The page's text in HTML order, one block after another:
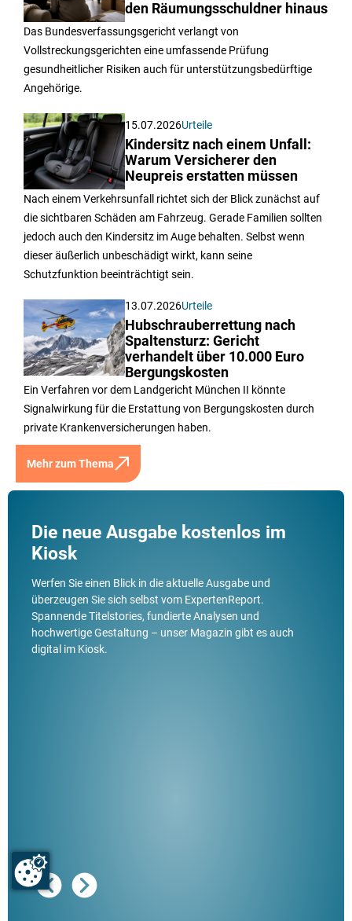
den Räumungsschuldner hinaus
Das Bundesverfassungsgericht verlangt von
Vollstreckungsgerichten eine umfassende Prüfung
gesundheitlicher Risiken auch für unterstützungsbedürftige
Angehörige.
15.07.2026Urteile
Kindersitz nach einem Unfall:
Warum Versicherer den
Neupreis erstatten müssen
Nach einem Verkehrsunfall richtet sich der Blick zunächst auf
die sichtbaren Schäden am Fahrzeug. Gerade Familien sollten
jedoch auch den Kindersitz im Auge behalten. Selbst wenn
dieser äußerlich unbeschädigt wirkt, kann seine
Schutzfunktion beeinträchtigt sein.
13.07.2026Urteile
Hubschrauberrettung nach
Spaltensturz: Gericht
verhandelt über 10.000 Euro
Bergungskosten
Ein Verfahren vor dem Landgericht München II könnte
Signalwirkung für die Erstattung von Bergungskosten durch
private Krankenversicherungen haben.
Mehr zum Thema
Die neue Ausgabe kostenlos im
Kiosk
Werfen Sie einen Blick in die aktuelle Ausgabe und
überzeugen Sie sich selbst vom ExpertenReport.
Spannende Titelstories, fundierte Analysen und
hochwertige Gestaltung – unser Magazin gibt es auch
digital im Kiosk.